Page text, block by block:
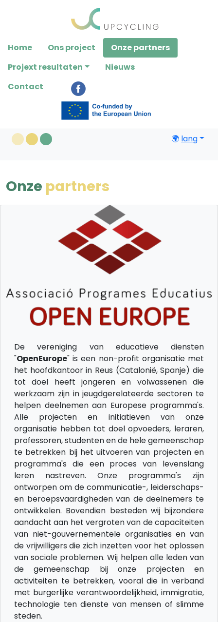
includes
an
system.
Home Ons project
Onze partners
Projext resultaten
Nieuws
Contact
🌍 lang
Onze partners
De vereniging van educatieve diensten
"OpenEurope" is een non-profit organisatie met
het hoofdkantoor in Reus (Catalonië, Spanje) die
tot doel heeft jongeren en volwassenen die
werkzaam zijn in jeugdgerelateerde sectoren te
helpen deelnemen aan Europese programma's.
Alle projecten en initiatieven van onze
organisatie hebben tot doel opvoeders, leraren,
professoren, studenten en de hele gemeenschap
te betrekken bij het uitvoeren van projecten en
programma's die een proces van levenslang
leren nastreven. Onze programma's zijn
ontworpen om de communicatie-, leiderschaps-
en beroepsvaardigheden van de deelnemers te
ontwikkelen. Bovendien besteden wij bijzondere
aandacht aan het vergroten van de capaciteiten
van niet-gouvernementele organisaties en van
de vrijwilligers die zich inzetten voor het oplossen
van sociale problemen. Wij helpen alle leden van
de gemeenschap bij onze projecten en
activiteiten te betrekken, vooral die in verband
met burgerlijke verantwoordelijkheid, immigratie,
technologie ten dienste van mensen of slimme
steden.